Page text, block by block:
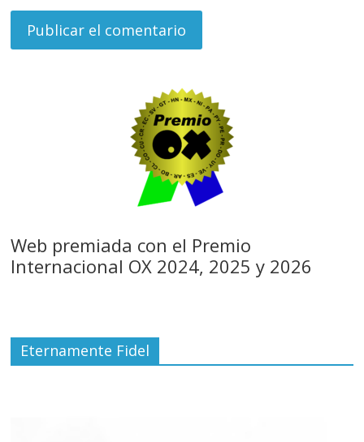
Web premiada con el Premio
Internacional OX 2024, 2025 y 2026
Eternamente Fidel